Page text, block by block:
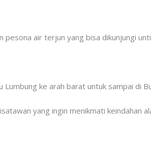
air terjun yang bisa dikunjungi
ke arah barat untuk sampai di
yang ingin menikmati keindahan